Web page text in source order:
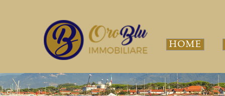
HOME